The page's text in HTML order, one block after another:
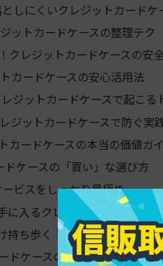
しにくいクレジットカードケ
ットカードケースの整理テク
クレジットカードケースの安
カードケースの安心活用法
ジットカードケースで起こる
ジットカードケースで防ぐ実
カードケースの本当の価値ガ
ケースの「買い」な選び方
ビスをしっかり見極め
入るクレジットカードケー
持ち歩く！クレジットカード
ドケースの選び方徹底比較